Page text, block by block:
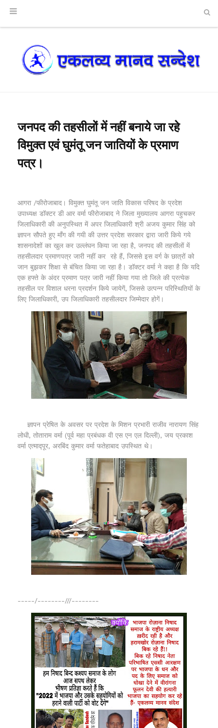
जनपद की तहसीलों में नहीं बनाये जा रहे
विमुक्त एवं घुमंतू जन जातियों के प्रमाण
पत्र।
आगरा /फीरोजाबाद। विमुक्त घुमंतू जन जाति विकास परिषद के प्रदेश
उपाध्यक्ष डॉक्टर डी आर वर्मा फीरोजाबाद ने जिला मुख्यालय आगरा पहुचकर
जिलाधिकारी की अनुपस्थित में अपर जिलाधिकारी श्री अजय कुमार सिंह को
ज्ञापन सौपते हुए माँग की गयी की उत्तर प्रदेश सरकार द्वारा जारी किये गये
शासनादेशों का खुल कर उल्लंघन किया जा रहा है, जनपद की तहसीलों में
तहसीलदार प्रमाणपत्र जारी नहीं कर रहे हैं, जिससे इस वर्ग के छात्रों को
जान बुझकर शिक्षा से बंचित किया जा रहा है। डॉक्टर वर्मा ने कहा है कि यदि
एक हफ्ते के अंदर प्रमाण पत्र जारी नहीं किया गया तो जिले की प्रत्येक
तहसील पर विशाल धरना प्रदर्शन किये जायेगें, जिससे उत्पन्न परिस्थितियों के
लिए जिलाधिकारी, उप जिलाधिकारी तहसीलदार जिम्मेदार होगें।
ज्ञापन प्रेषित के अवसर पर प्रदेश के मिशन प्रभारी राजीव नारायण सिंह
लोधी, तोताराम वर्मा (पूर्व महा प्रबंधक वी एस एन एल दिल्ली), जय प्रकाश
वर्मा एत्माद्पूर, अरबिंद कुमार वर्मा फतेहाबाद उपस्थित थे।
-----/--------///--------